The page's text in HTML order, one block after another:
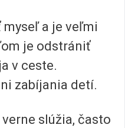
a je veľmi
je odstrániť
v ceste.
zabíjania detí.
slúžia, často